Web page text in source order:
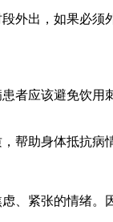
外出，如果必
应该避免饮用
帮助身体抵抗病
、紧张的情绪